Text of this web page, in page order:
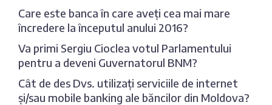
Care este banca în care aveți cea mai mare
încredere la începutul anului 2016?
Va primi Sergiu Cioclea votul Parlamentului
pentru a deveni Guvernatorul BNM?
Cât de des Dvs. utilizați serviciile de internet
și/sau mobile banking ale băncilor din Moldova?